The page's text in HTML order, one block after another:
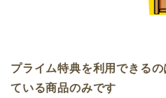
プライム特典を利用できる
ている商品のみです